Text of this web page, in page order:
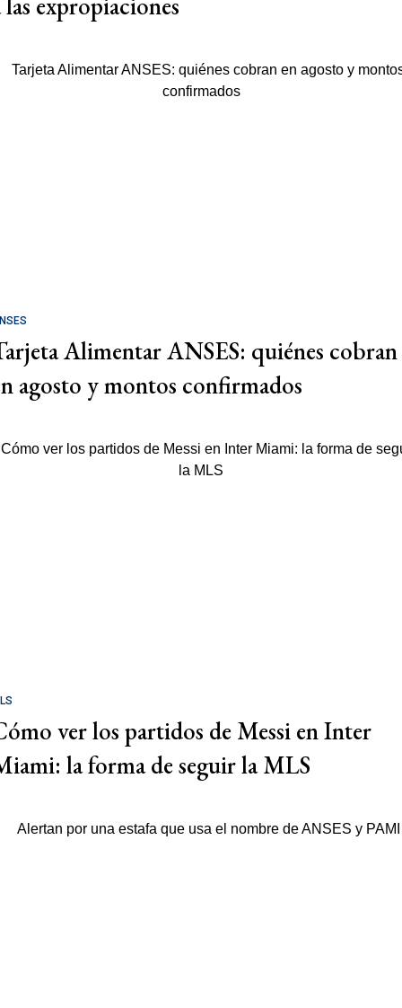
Alimentar ANSES: quiénes cobran
agosto y montos confirmados
ver los partidos de Messi en Inter
la forma de seguir la MLS